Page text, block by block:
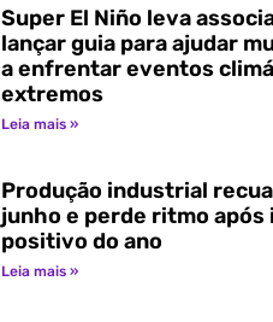
Super El Niño leva
lançar guia para ajudar
a enfrentar eventos
extremos
Leia mais »
Produção industrial recua
junho e perde ritmo após
positivo do ano
Leia mais »